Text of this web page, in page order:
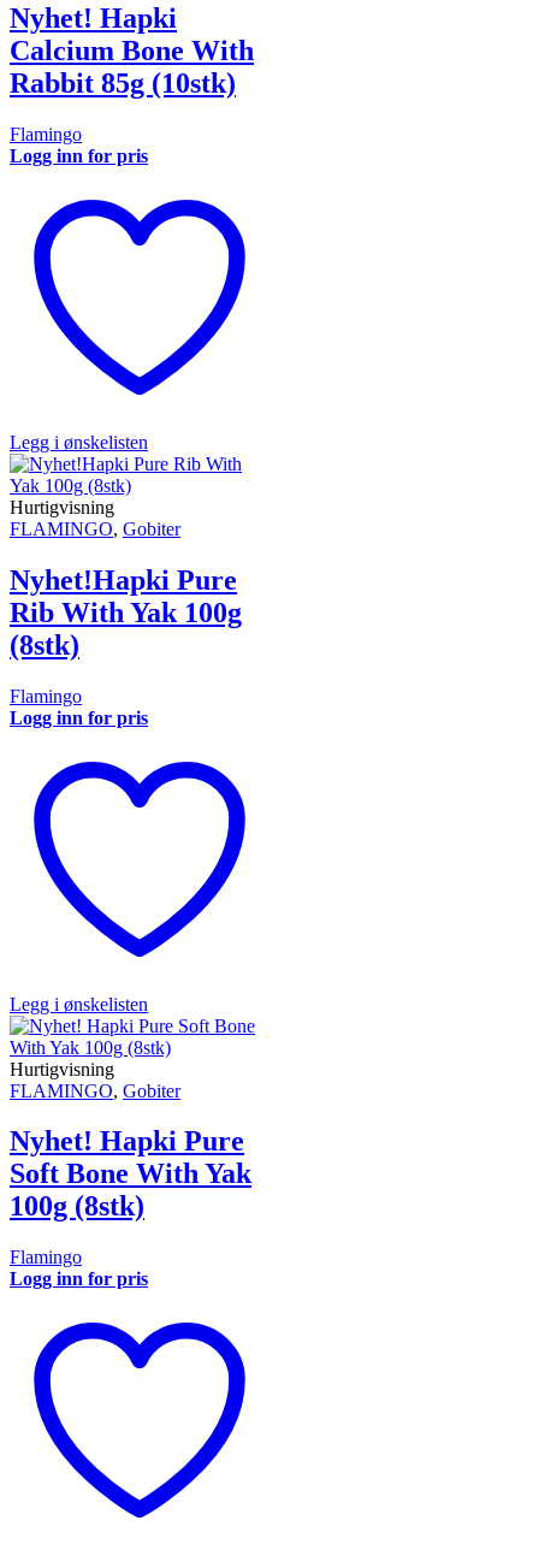
Nyhet! Hapki
Calcium Bone With
Rabbit 85g (10stk)
Flamingo
Logg inn for pris
Legg i ønskelisten
Hurtigvisning
FLAMINGO, Gobiter
Nyhet!Hapki Pure
Rib With Yak 100g
(8stk)
Flamingo
Logg inn for pris
Legg i ønskelisten
Hurtigvisning
FLAMINGO, Gobiter
Nyhet! Hapki Pure
Soft Bone With Yak
100g (8stk)
Flamingo
Logg inn for pris